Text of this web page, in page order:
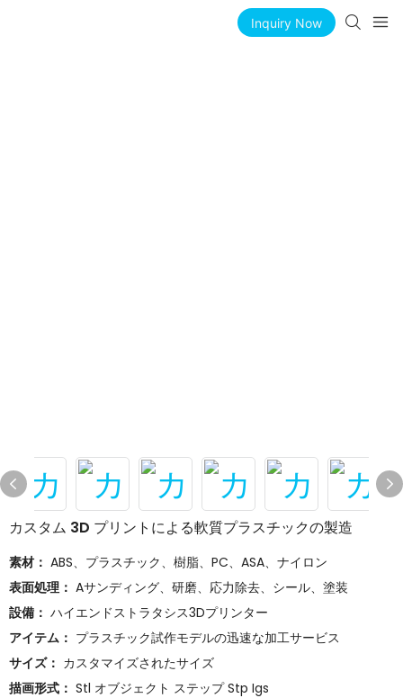
Inquiry Now
カスタム 3D プリントによる軟質プラスチックの製造
素材： ABS、プラスチック、樹脂、PC、ASA、ナイロン
表面処理： Aサンディング、研磨、応力除去、シール、塗装
設備： ハイエンドストラタシス3Dプリンター
アイテム： プラスチック試作モデルの迅速な加工サービス
サイズ： カスタマイズされたサイズ
描画形式： Stl オブジェクト ステップ Stp Igs